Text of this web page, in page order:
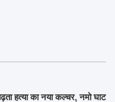
हत्या का नया कल्चर, नमो घाट